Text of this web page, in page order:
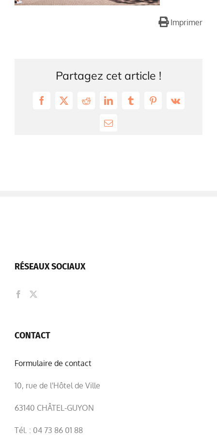
Imprimer
Partagez cet article !
Facebook
X RedditLinkedInTumblrPinterest
Vk
Email
RÉSEAUX SOCIAUX
CONTACT
Formulaire de contact
10, rue de l'Hôtel de Ville
63140 CHÂTEL-GUYON
Tél. : 04 73 86 01 88